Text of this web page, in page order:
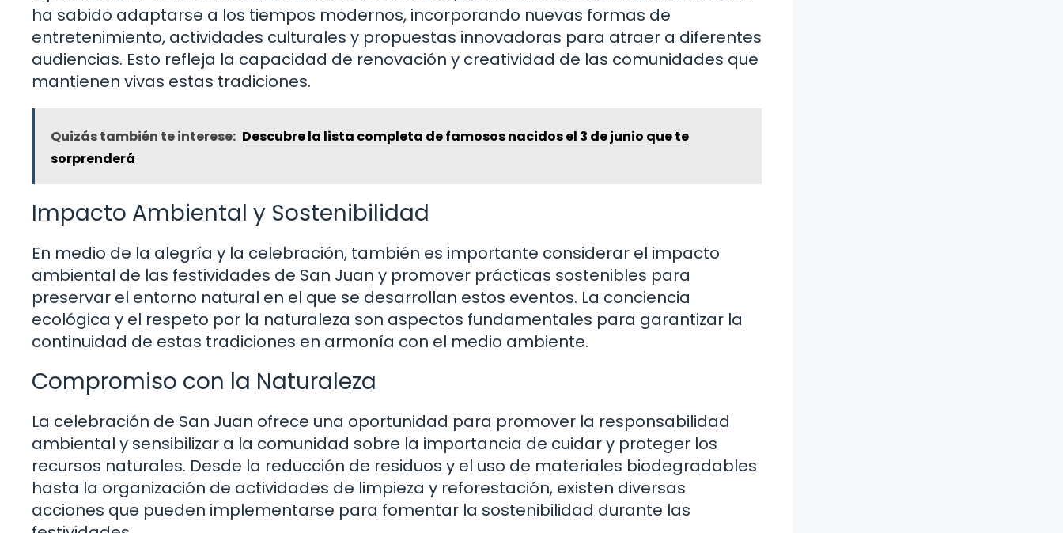
ha sabido adaptarse a los tiempos modernos, incorporando nuevas formas de
entretenimiento, actividades culturales y propuestas innovadoras para atraer a diferentes
audiencias. Esto refleja la capacidad de renovación y creatividad de las comunidades que
mantienen vivas estas tradiciones.
Quizás también te interese: Descubre la lista completa de famosos nacidos el 3 de junio que te
sorprenderá
Impacto Ambiental y Sostenibilidad
En medio de la alegría y la celebración, también es importante considerar el impacto
ambiental de las festividades de San Juan y promover prácticas sostenibles para
preservar el entorno natural en el que se desarrollan estos eventos. La conciencia
ecológica y el respeto por la naturaleza son aspectos fundamentales para garantizar la
continuidad de estas tradiciones en armonía con el medio ambiente.
Compromiso con la Naturaleza
La celebración de San Juan ofrece una oportunidad para promover la responsabilidad
ambiental y sensibilizar a la comunidad sobre la importancia de cuidar y proteger los
recursos naturales. Desde la reducción de residuos y el uso de materiales biodegradables
hasta la organización de actividades de limpieza y reforestación, existen diversas
acciones que pueden implementarse para fomentar la sostenibilidad durante las